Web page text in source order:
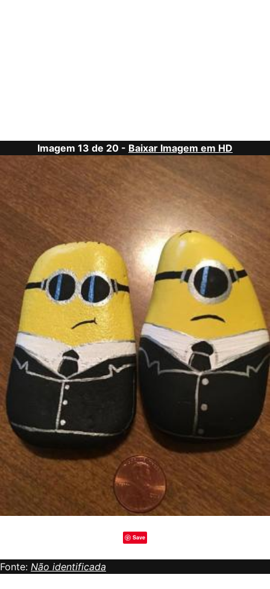
Imagem 13 de 20 - Baixar Imagem em HD
Save
Fonte: Não identificada